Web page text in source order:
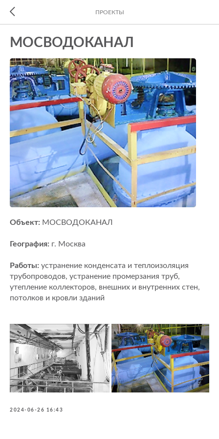
ПРОЕКТЫ
МОСВОДОКАНАЛ
Объект: МОСВОДОКАНАЛ
География: г. Москва
Работы: устранение конденсата и теплоизоляция
трубопроводов, устранение промерзания труб,
утепление коллекторов, внешних и внутренних стен,
потолков и кровли зданий
2024-06-26 16:43